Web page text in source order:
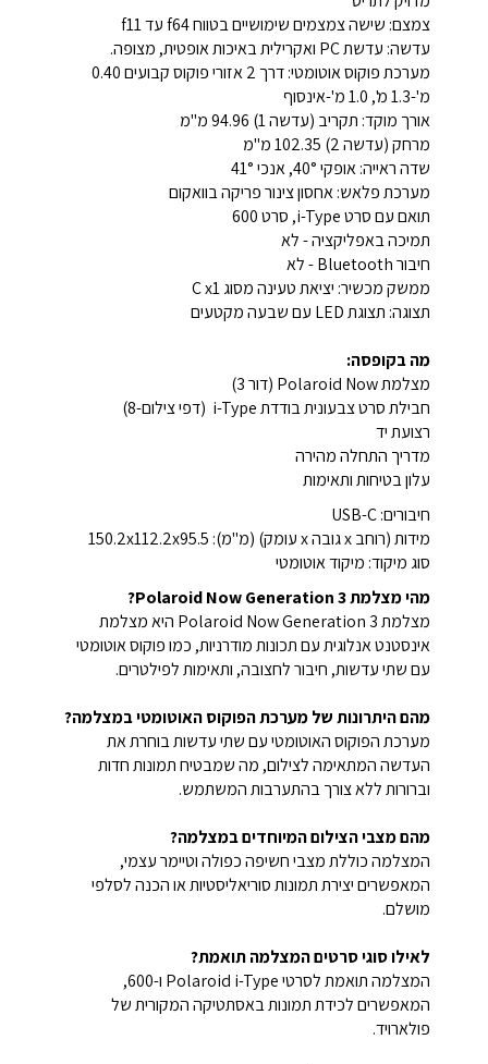
צמצם: שישה צמצמים שימושיים בטווח f64 עד f11
עדשה: עדשת PC ואקרילית באיכות אופטית, מצופה.
מערכת פוקוס אוטומטי: דרך 2 אזורי פוקוס קבועים 0.40
מ'-1.3 מ', 1.0 מ'-אינסוף
אורך מוקד: תקריב (עדשה 1) 94.96 מ"מ
מרחק (עדשה 2) 102.35 מ"מ
שדה ראייה: אופקי 40°, אנכי 41°
מערכת פלאש: אחסון צינור פריקה בוואקום
תואם עם סרט i-Type, סרט 600
תמיכה באפליקציה - לא
חיבור Bluetooth - לא
ממשק מכשיר: יציאת טעינה מסוג C x1
תצוגה: תצוגת LED עם שבעה מקטעים
מה בקופסה:
מצלמת Polaroid Now (דור 3)
חבילת סרט צבעונית בודדת i-Type (דפי צילום-8)
רצועת יד
מדריך התחלה מהירה
עלון בטיחות ותאימות
חיבורים: USB-C
מידות (רוחב x גובה x עומק) (מ"מ): 150.2x112.2x95.5
סוג מיקוד: מיקוד אוטומטי
מהי מצלמת Polaroid Now Generation 3?
מצלמת Polaroid Now Generation 3 היא מצלמת
אינסטנט אנלוגית עם תכונות מודרניות, כמו פוקוס אוטומטי
עם שתי עדשות, חיבור לחצובה, ותאימות לפילטרים.
מהם היתרונות של מערכת הפוקוס האוטומטי במצלמה?
מערכת הפוקוס האוטומטי עם שתי עדשות בוחרת את
העדשה המתאימה לצילום, מה שמבטיח תמונות חדות
וברורות ללא צורך בהתערבות המשתמש.
מהם מצבי הצילום המיוחדים במצלמה?
המצלמה כוללת מצבי חשיפה כפולה וטיימר עצמי,
המאפשרים יצירת תמונות סוריאליסטיות או הכנה לסלפי
מושלם.
לאילו סוגי סרטים המצלמה תואמת?
המצלמה תואמת לסרטי Polaroid i-Type ו-600,
המאפשרים לכידת תמונות באסתטיקה המקורית של
פולארויד.